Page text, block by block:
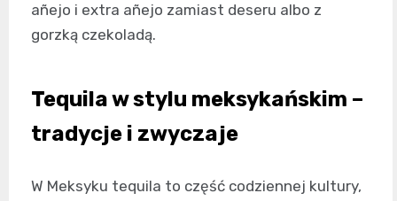
añejo i extra añejo zamiast deseru albo z
gorzką czekoladą.
Tequila w stylu meksykańskim –
tradycje i zwyczaje
W Meksyku tequila to część codziennej kultury,